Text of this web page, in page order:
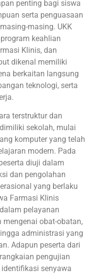
penting bagi siswa
serta penguasaan
masing. UKK
keahlian
Klinis, dan
dikenal memiliki
berkaitan langsung
teknologi, serta
terstruktur dan
sekolah, mulai
komputer yang telah
modern. Pada
diuji dalam
dan pengolahan
yang berlaku
Farmasi Klinis
pelayanan
obat-obatan,
administrasi yang
Adapun peserta dari
pengujian
senyawa